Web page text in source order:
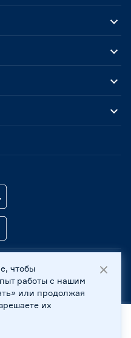
, 236029, г. Калининград,
КПП 390601001 ©
данных
чтобы
работы с нашим
или продолжая
их